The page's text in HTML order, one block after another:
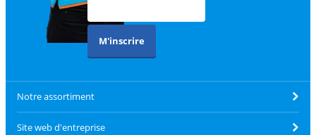
M'inscrire
Notre assortiment
Site web d'entreprise